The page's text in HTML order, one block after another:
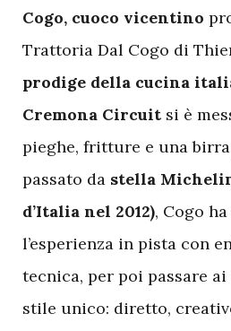
Cogo, cuoco vicentino
Trattoria Dal Cogo di
prodige della cucina
Cremona Circuit si è
pieghe, fritture e una
passato da stella
d’Italia nel 2012), Cogo
l’esperienza in pista con
tecnica, per poi passare
stile unico: diretto,